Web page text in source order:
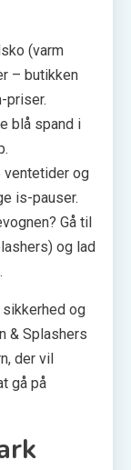
(varm
– butikken
priser.
blå spand i
ventetider og
is-pauser.
Gå til
og lad
sikkerhed og
& Splashers
der vil
gå på